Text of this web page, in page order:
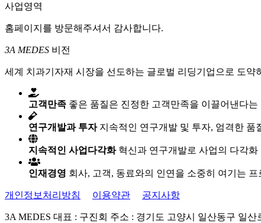
사업영역
홈페이지를 방문해주셔서 감사합니다.
3A MEDES 비전
세계 치과기자재 시장을 선도하는 글로벌 리딩기업으로 도약
고객만족 좋은 품질은 진정한 고객만족을 이끌어낸다는
연구개발과 투자 지속적인 연구개발 및 투자, 엄격한 품
지속적인 사업다각화 혁신과 연구개발로 사업의 다각
인재경영 회사, 고객, 동료와의 인연을 소중히 여기는
개인정보처리방침 이용약관 공지사항
3A MEDES 대표 : 구진회 주소 : 경기도 고양시 일산동구 일산